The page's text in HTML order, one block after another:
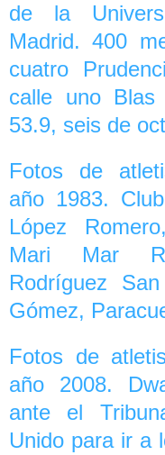
de la
Madrid. 400
cuatro
calle uno
53.9, seis de
Fotos de
año 1983.
López
Mari Mar
Rodríguez
Gómez,
Fotos de
año 2008.
ante el
Unido para ir a